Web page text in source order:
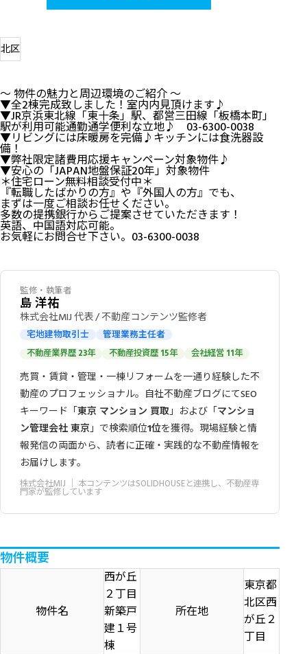
北区
～ 物件の魅力と周辺環境のご紹介 ～
▼全2棟完成致しました！室内内見頂けます♪
▼JR京浜東北線「東十条」駅、都営三田線「板橋本町」
駅が利用可能通勤通学便利な立地♪ 03-6300-0038
▼リビングには床暖房を完備♪キッチンには食洗器設
備！
▼弊社限定諸費用応援キャンペーン対象物件♪
▼安心の「JAPAN地盤保証20年」対象物件
＊住宅ローン無料相談受付中＊
『転職したばかりの方』や『外国人の方』でも、
まずは一度ご相談お任せください。
多数の提携銀行からご提案させていただきます！
英語、中国語対応可能。
お気軽にお問合せ下さい。03-6300-0038
監修・執筆者
島 洋祐
株式会社MIJ 代表 / 不動産コンテンツ監修者
宅地建物取引士 管理業務主任者
不動産業界歴 23年 不動産投資歴 15年 会社経営 11年
売買・賃貸・管理・一棟リフォームを一通り経験した不
動産のプロフェッショナル。自社不動産ブログにてSEO
キーワード「東京 マンション 買取」および「マンショ
ン管理会社 東京」で検索順位1位を獲得。現場経験と情
報発信の両面から、読者に正確・実践的な不動産情報を
お届けします。
株式会社MIJ ｜ 本コンテンツはSOLIDHOUSEと連携し、不動産専
門家が監修しています
物件概要
物件名
西が丘
２丁目
新築戸
建１号
棟
所在地
東京都
北区西
が丘２
丁目